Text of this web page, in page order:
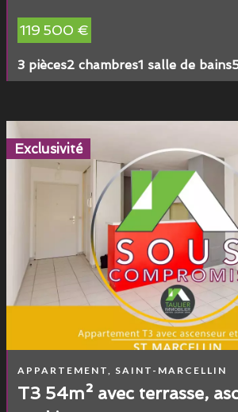
119 500 €
3 pièces2 chambres1 salle de bains
APPARTEMENT, SAINT-MARCELLIN
T3 54m² avec terrasse,
Exclusivité